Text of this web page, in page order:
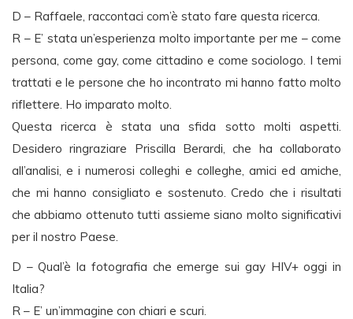
D – Raffaele, raccontaci com’è stato fare questa ricerca.
R – E’ stata un’esperienza molto importante per me – come
persona, come gay, come cittadino e come sociologo. I temi
trattati e le persone che ho incontrato mi hanno fatto molto
riflettere. Ho imparato molto.
Questa ricerca è stata una sfida sotto molti aspetti.
Desidero ringraziare Priscilla Berardi, che ha collaborato
all’analisi, e i numerosi colleghi e colleghe, amici ed amiche,
che mi hanno consigliato e sostenuto. Credo che i risultati
che abbiamo ottenuto tutti assieme siano molto significativi
per il nostro Paese.
D – Qual’è la fotografia che emerge sui gay HIV+ oggi in
Italia?
R – E’ un’immagine con chiari e scuri.